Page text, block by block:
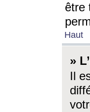
être
Haut
»
Il